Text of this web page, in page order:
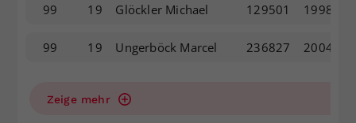
99 19 Glöckler Michael 129501 1998
99 19 Ungerböck Marcel 236827 2004
Zeige mehr